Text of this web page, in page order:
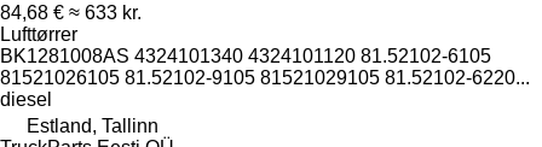
84,68 € ≈ 633 kr.
Lufttørrer
BK1281008AS 4324101340 4324101120 81.52102-6105
81521026105 81.52102-9105 81521029105 81.52102-6220...
diesel
Estland, Tallinn